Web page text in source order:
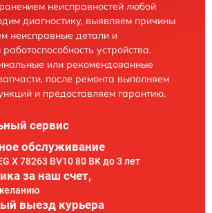
неисправностей любой
диагностику, выявляем причины
неисправные детали и
устройства.
или рекомендованные
после ремонта выполняем
и предоставляем гарантию.
сервис
обслуживание
X 78263 BV10 80 BK до 3 лет
за наш счет,
выезд курьера